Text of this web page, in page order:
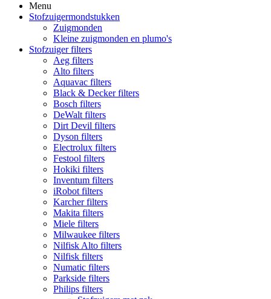
Menu
Stofzuigermondstukken
Zuigmonden
Kleine zuigmonden en plumo's
Stofzuiger filters
Aeg filters
Alto filters​
Aquavac filters
Black & Decker filters
Bosch filters
DeWalt filters
Dirt Devil filters
Dyson filters
Electrolux filters
Festool filters
Hokiki filters
Inventum filters
iRobot filters
Karcher filters
Makita filters
Miele filters
Milwaukee filters
Nilfisk Alto filters
Nilfisk filters
Numatic filters
Parkside filters
Philips filters